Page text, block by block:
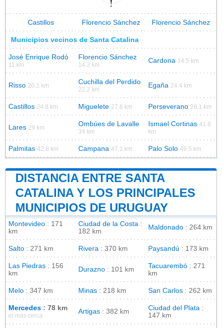
Castillos Florencio Sánchez Florencio Sánchez
Municipios vecinos de Santa Catalina
José Enrique Rodó
11 km
Florencio Sánchez
14.2 km
Cardona 14.5 km
Risso 20.1 km Cuchilla del Perdido
22.2 km
Egaña 24.4 km
Castillos 24.8 km Miguelete 27.6 km Perseverano 28.1 km
Lares 29 km Ombúes de Lavalle
34 km
Ismael Cortinas 41.6
km
Palmitas 42.8 km Campana 47.1 km Palo Solo 49.5 km
DISTANCIA ENTRE SANTA
CATALINA Y LOS PRINCIPALES
MUNICIPIOS DE URUGUAY
Montevideo : 171
km
Ciudad de la Costa :
182 km
Maldonado : 264 km
Salto : 271 km Rivera : 370 km Paysandú : 173 km
Las Piedras : 156
km
Durazno : 101 km Tacuarembó : 271
km
Melo : 347 km Minas : 218 km San Carlos : 262 km
Mercedes : 78 km
el más cerca
Artigas : 382 km Ciudad del Plata :
147 km